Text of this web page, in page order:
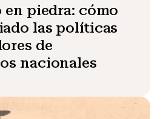
en piedra: cómo
las políticas
de
nacionales